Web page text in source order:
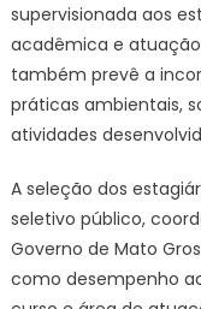
supervisionada aos
acadêmica e
também prevê a
práticas ambientais,
atividades
A seleção dos
seletivo público,
Governo de Mato
como desempenho